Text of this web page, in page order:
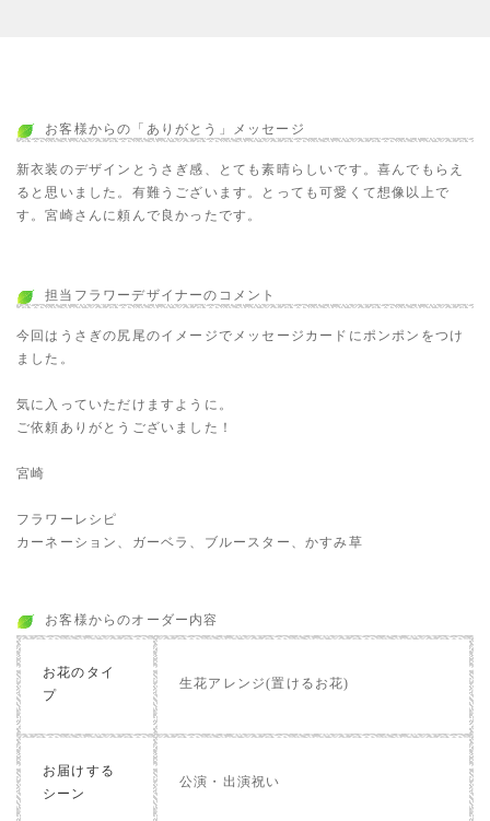
お客様からの「ありがとう」メッセージ
新衣装のデザインとうさぎ感、とても素晴らしいです。喜んでもらえ
ると思いました。有難うございます。とっても可愛くて想像以上で
す。宮崎さんに頼んで良かったです。
担当フラワーデザイナーのコメント
今回はうさぎの尻尾のイメージでメッセージカードにポンポンをつけ
ました。
気に入っていただけますように。
ご依頼ありがとうございました！
宮崎
フラワーレシピ
カーネーション、ガーベラ、ブルースター、かすみ草
お客様からのオーダー内容
お花のタイ
プ
生花アレンジ(置けるお花)
お届けする
シーン
公演・出演祝い